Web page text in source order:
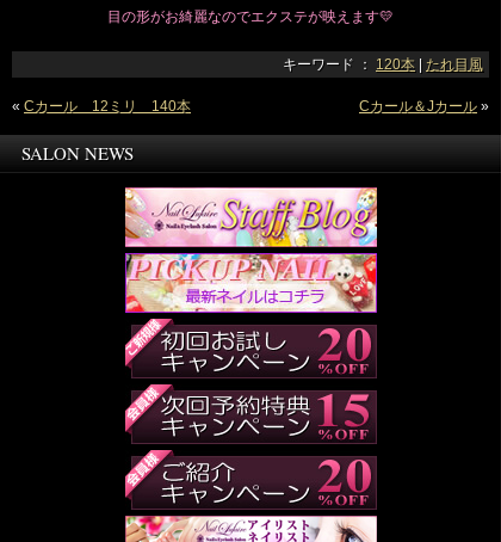
目の形がお綺麗なのでエクステが映えます💛
キーワード ： 120本 | たれ目風
« Cカール 12ミリ 140本 Cカール＆Jカール »
SALON NEWS